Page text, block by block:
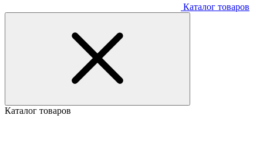
Каталог товаров
Каталог товаров